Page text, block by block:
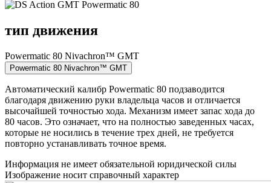
тип движения
Powermatic 80 Nivachron™ GMT
Powermatic 80 Nivachron™ GMT
Автоматический калибр Powermatic 80 подзаводится
благодаря движению руки владельца часов и отличается
высочайшей точностью хода. Механизм имеет запас хода до
80 часов. Это означает, что на полностью заведенных часах,
которые не носились в течение трех дней, не требуется
повторно устанавливать точное время.
Информация не имеет обязательной юридической силы
Изображение носит справочный характер